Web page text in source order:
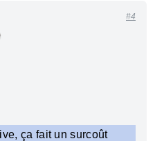
#4
ça fait un surcoût